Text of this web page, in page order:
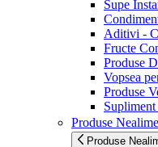
Supe
Aditivi -
Fructe
Produse
Vopsea
Produse
Produse
Produse